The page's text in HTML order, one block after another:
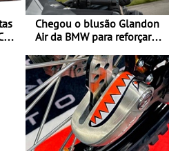
Chegou o blusão Glandon
Air da BMW para reforçar
verão